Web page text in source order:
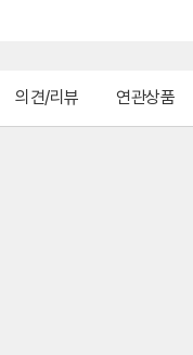
의견/리뷰 연관상품